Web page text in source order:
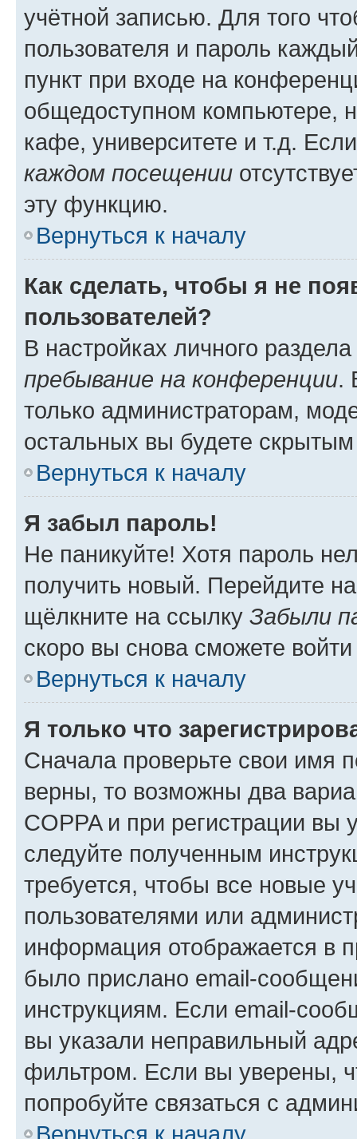
учётной записью. Для того
пользователя и пароль
пункт при входе на
общедоступном компьютере,
кафе, университете и т.д.
каждом посещении
эту функцию.
Вернуться к началу
Как сделать, чтобы я не
пользователей?
В настройках личного
пребывание на конференции.
только администраторам,
остальных вы будете
Вернуться к началу
Я забыл пароль!
Не паникуйте! Хотя пароль
получить новый. Перейдите
щёлкните на ссылку Забыли
скоро вы снова сможете
Вернуться к началу
Я только что
Сначала проверьте свои имя
верны, то возможны два
COPPA и при регистрации вы
следуйте полученным
требуется, чтобы все новые
пользователями или
информация отображается в
было прислано email-
инструкциям. Если email-
вы указали неправильный
фильтром. Если вы уверены,
попробуйте связаться с
Вернуться к началу